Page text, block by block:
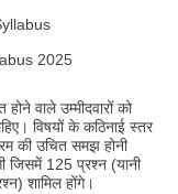
2025
वाले उम्मीदवारों को
विषयों के कठिनाई स्तर
की उचित समझ होनी
जिसमें 125 प्रश्न (यानी
शामिल होंगे।